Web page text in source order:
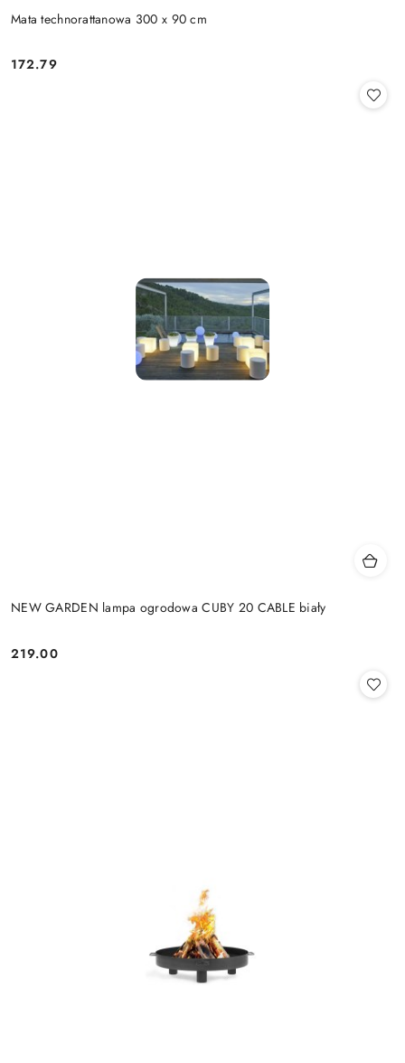
Mata technorattanowa 300 x 90 cm
Cena:
172.79
NEW GARDEN lampa ogrodowa CUBY 20 CABLE biały
Cena:
219.00